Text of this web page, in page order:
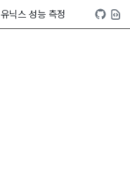
유닉스 성능 측정